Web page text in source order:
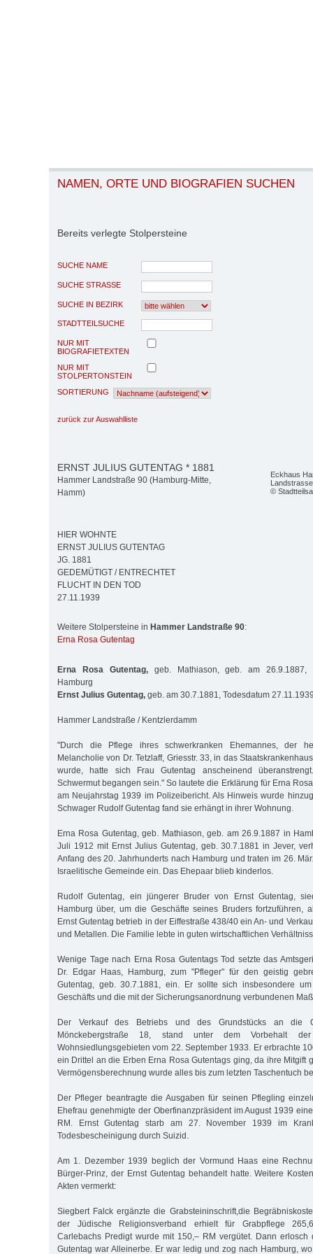
NAMEN, ORTE UND BIOGRAFIEN SUCHEN
Bereits verlegte Stolpersteine
SUCHE NAME
SUCHE STRASSE
SUCHE IN BEZIRK
STADTTEILSUCHE
NUR MIT
BIOGRAFIETEXTEN
NUR MIT
STOLPERTONSTEIN
SORTIERUNG
zurück zur Auswahlliste
Eckhaus
©
ERNST JULIUS GUTENTAG * 1881
Hammer Landstraße 90 (Hamburg-Mitte,
Hamm)
HIER WOHNTE
ERNST JULIUS GUTENTAG
JG. 1881
GEDEMÜTIGT / ENTRECHTET
FLUCHT IN DEN TOD
27.11.1939
Weitere Stolpersteine in Hammer Landstraße 90:
Erna Rosa Gutentag
Erna Rosa Gutentag,geb. Mathiason, geb. am 26.9.1887,
Hamburg
Ernst Julius Gutentag, geb. am 30.7.1881, Todesdatum
Hammer Landstraße / Kentzlerdamm
"Durch die Pflege ihres schwerkranken Ehemannes, der
Melancholie von Dr. Tetzlaff, Griesstr. 33, in das
wurde, hatte sich Frau Gutentag anscheinend
Schwermut begangen sein." So lautete die Erklärung für Erna
am Neujahrstag 1939 im Polizeibericht. Als Hinweis wurde
Schwager Rudolf Gutentag fand sie erhängt in ihrer Wohnung.
Erna Rosa Gutentag, geb. Mathiason, geb. am 26.9.1887 in
Juli 1912 mit Ernst Julius Gutentag, geb. 30.7.1881 in Jever,
Anfang des 20. Jahrhunderts nach Hamburg und traten im 26.
Israelitische Gemeinde ein. Das Ehepaar blieb kinderlos.
Rudolf Gutentag, ein jüngerer Bruder von Ernst Gutentag,
Hamburg über, um die Geschäfte seines Bruders fortzuführen,
Ernst Gutentag betrieb in der Eiffestraße 438/40 ein An- und
und Metallen. Die Familie lebte in guten wirtschaftlichen
Wenige Tage nach Erna Rosa Gutentags Tod setzte das
Dr. Edgar Haas, Hamburg, zum "Pfleger" für den geistig
Gutentag, geb. 30.7.1881, ein. Er sollte sich insbesondere
Geschäfts und die mit der Sicherungsanordnung verbundenen
Der Verkauf des Betriebs und des Grundstücks an die
Mönckebergstraße 18, stand unter dem Vorbehalt
Wohnsiedlungsgebieten vom 22. September 1933. Er erbrachte
ein Drittel an die Erben Erna Rosa Gutentags ging, da ihre Mitgift
Vermögensberechnung wurde alles bis zum letzten Taschentuch
Der Pfleger beantragte die Ausgaben für seinen Pflegling
Ehefrau genehmigte der Oberfinanzpräsident im August 1939
RM. Ernst Gutentag starb am 27. November 1939 im
Todesbescheinigung durch Suizid.
Am 1. Dezember 1939 beglich der Vormund Haas eine
Bürger-Prinz, der Ernst Gutentag behandelt hatte. Weitere
Akten vermerkt:
Siegbert Falck ergänzte die Grabsteininschrift,die
der Jüdische Religionsverband erhielt für Grabpflege
Carlebachs Predigt wurde mit 150,– RM vergütet. Dann erlosch
Gutentag war Alleinerbe. Er war ledig und zog nach Hamburg,